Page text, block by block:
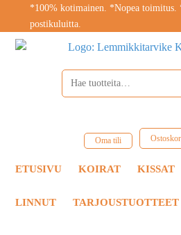
*100% kotimainen. *Nopea toimitus.
postikuluitta.
Oma tili
ETUSIVU KOIRAT KISSAT
LINNUT TARJOUSTUOTTEET